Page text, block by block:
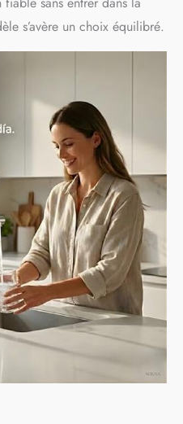
s’avère un choix équilibré.